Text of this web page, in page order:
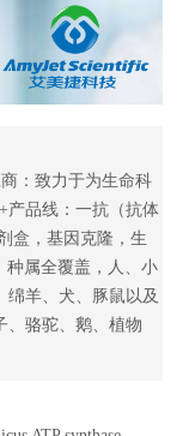
：致力于为生命科
产品线：一抗（抗体
盒，基因克隆，生
种属全覆盖，人、小
绵羊、犬、豚鼠以及
、骆驼、鹅、植物